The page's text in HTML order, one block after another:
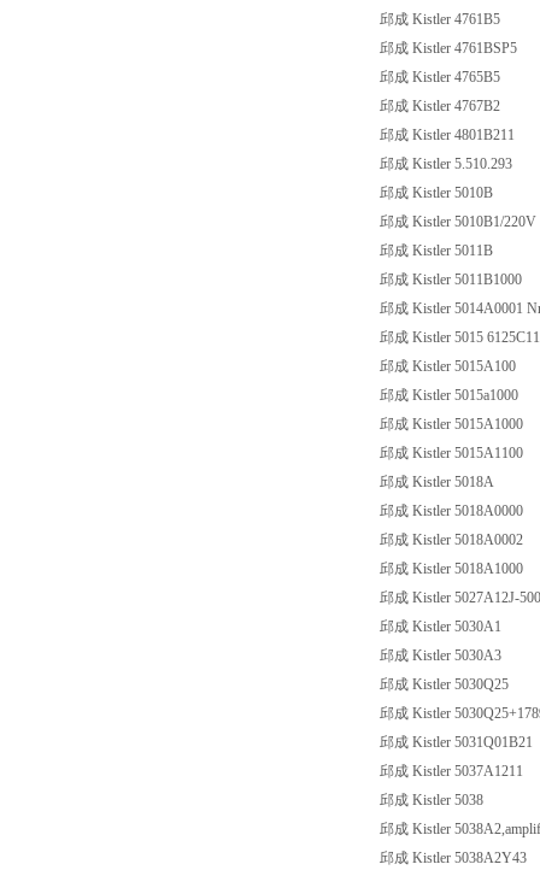
邱成 Kistler 4761B5
邱成 Kistler 4761BSP5
邱成 Kistler 4765B5
邱成 Kistler 4767B2
邱成 Kistler 4801B211
邱成 Kistler 5.510.293
邱成 Kistler 5010B
邱成 Kistler 5010B1/220V
邱成 Kistler 5011B
邱成 Kistler 5011B1000
邱成 Kistler 5014A0001
邱成 Kistler 5015
邱成 Kistler 5015A100
邱成 Kistler 5015a1000
邱成 Kistler 5015A1000
邱成 Kistler 5015A1100
邱成 Kistler 5018A
邱成 Kistler 5018A0000
邱成 Kistler 5018A0002
邱成 Kistler 5018A1000
邱成 Kistler 5027A12J-
邱成 Kistler 5030A1
邱成 Kistler 5030A3
邱成 Kistler 5030Q25
邱成 Kistler
邱成 Kistler 5031Q01B21
邱成 Kistler 5037A1211
邱成 Kistler 5038
邱成 Kistler
邱成 Kistler 5038A2Y43